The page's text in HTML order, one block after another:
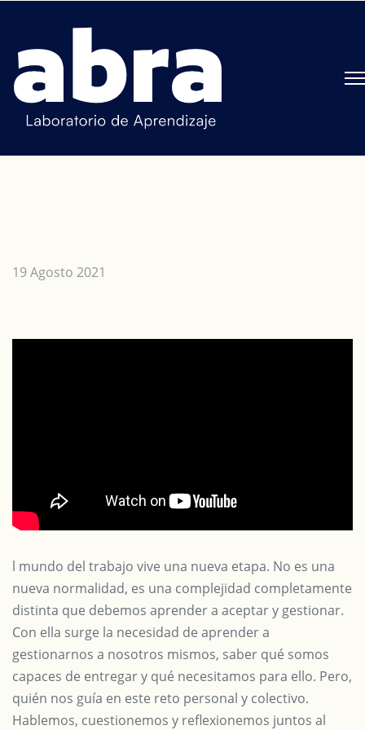
19 Agosto 2021
l mundo del trabajo vive una nueva etapa. No es una
nueva normalidad, es una complejidad completamente
distinta que debemos aprender a aceptar y gestionar.
Con ella surge la necesidad de aprender a
gestionarnos a nosotros mismos, saber qué somos
capaces de entregar y qué necesitamos para ello. Pero,
quién nos guía en este reto personal y colectivo.
Hablemos, cuestionemos y reflexionemos juntos al